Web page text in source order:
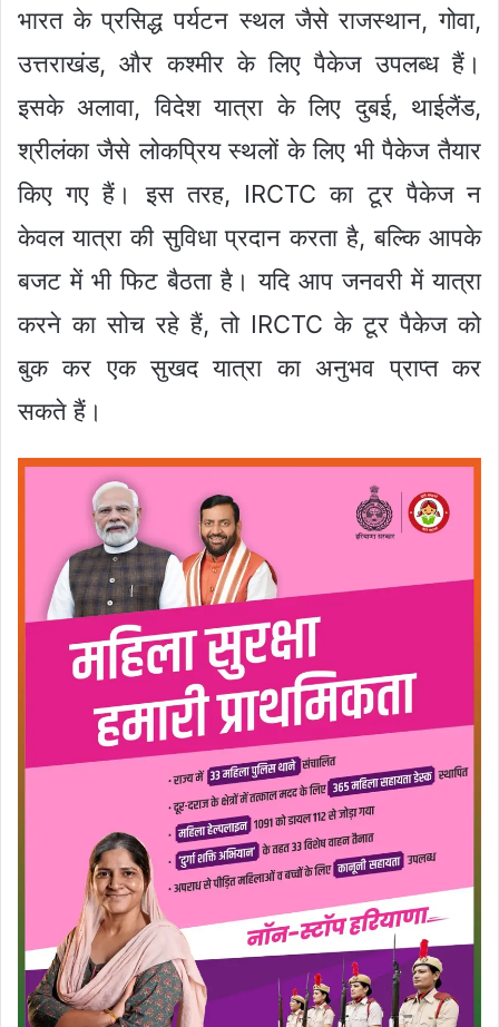
भारत के प्रसिद्ध पर्यटन स्थल जैसे राजस्थान, गोवा,
उत्तराखंड, और कश्मीर के लिए पैकेज उपलब्ध हैं।
इसके अलावा, विदेश यात्रा के लिए दुबई, थाईलैंड,
श्रीलंका जैसे लोकप्रिय स्थलों के लिए भी पैकेज तैयार
किए गए हैं। इस तरह, IRCTC का टूर पैकेज न
केवल यात्रा की सुविधा प्रदान करता है, बल्कि आपके
बजट में भी फिट बैठता है। यदि आप जनवरी में यात्रा
करने का सोच रहे हैं, तो IRCTC के टूर पैकेज को
बुक कर एक सुखद यात्रा का अनुभव प्राप्त कर
सकते हैं।